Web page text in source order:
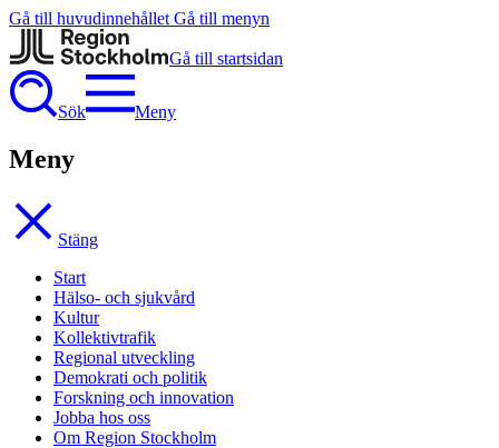
Gå till huvudinnehållet Gå till menyn
Gå till startsidan
Sök Meny
Meny
Stäng
Start
Hälso- och sjukvård
Kultur
Kollektivtrafik
Regional utveckling
Demokrati och politik
Forskning och innovation
Jobba hos oss
Om Region Stockholm